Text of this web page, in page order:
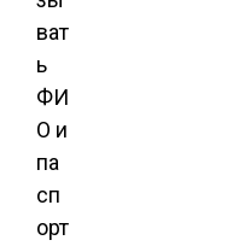
ват
ь
ФИ
О и
па
сп
орт